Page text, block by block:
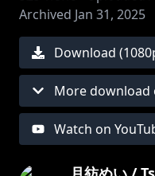
Archived Jan 31, 2025
Download (1080
More download
Watch on